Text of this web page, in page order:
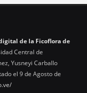
de la Ficoflora de
Central de
Yusneyi Carballo
el 9 de Agosto de